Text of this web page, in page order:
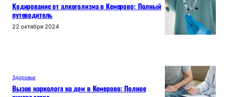
Кодирование от алкоголизма в Кемерово: Полный
путеводитель
22 октября 2024
Здоровье
Вызов нарколога на дом в Кемерово: Полное